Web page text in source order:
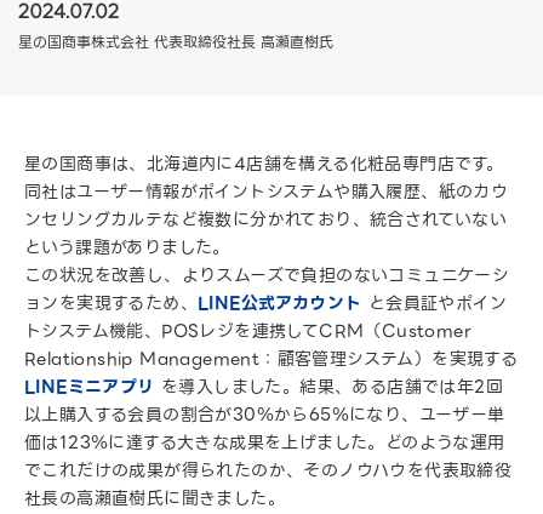
2024.07.02
星の国商事株式会社 代表取締役社長 高瀬直樹氏
星の国商事は、北海道内に4店舗を構える化粧品専門店です。
同社はユーザー情報がポイントシステムや購入履歴、紙のカウ
ンセリングカルテなど複数に分かれており、統合されていない
という課題がありました。
この状況を改善し、よりスムーズで負担のないコミュニケーシ
ョンを実現するため、 LINE公式アカウント と会員証やポイン
トシステム機能、POSレジを連携してCRM（Customer
Relationship Management：顧客管理システム）を実現する
LINEミニアプリ を導入しました。結果、ある店舗では年2回
以上購入する会員の割合が30％から65％になり、ユーザー単
価は123％に達する大きな成果を上げました。どのような運用
でこれだけの成果が得られたのか、そのノウハウを代表取締役
社長の高瀬直樹氏に聞きました。